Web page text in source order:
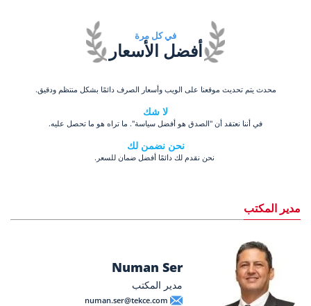
أفضل الأسعار
في كل مرة
محدث يتم تحديث موقعنا على الويب وأسعار الصرف دائمًا بشكل منتظم ودقيق.
لا شك
في أننا نعتقد أن "الصدق هو أفضل سياسة". ما تراه هو ما تحصل عليه.
نحن نضمن لك
نحن نقدم لك دائمًا أفضل ضمان للسعر.
مدير المكتب
Numan Ser
مدير المكتب
numan.ser@tekce.com